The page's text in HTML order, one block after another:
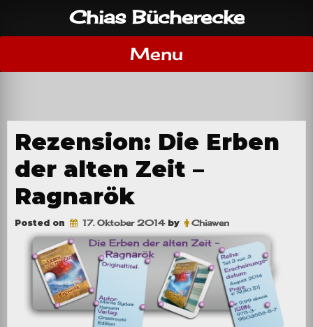
content
Chias Bücherecke
Menu
Rezension: Die Erben
der alten Zeit –
Ragnarök
Posted on 17. Oktober 2014by Chiawen